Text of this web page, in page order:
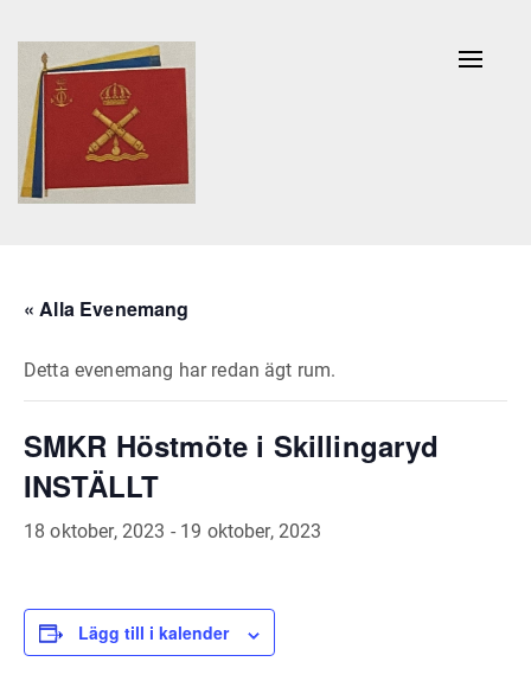
« Alla Evenemang
Detta evenemang har redan ägt rum.
SMKR Höstmöte i Skillingaryd
INSTÄLLT
18 oktober, 2023 - 19 oktober, 2023
Lägg till i kalender